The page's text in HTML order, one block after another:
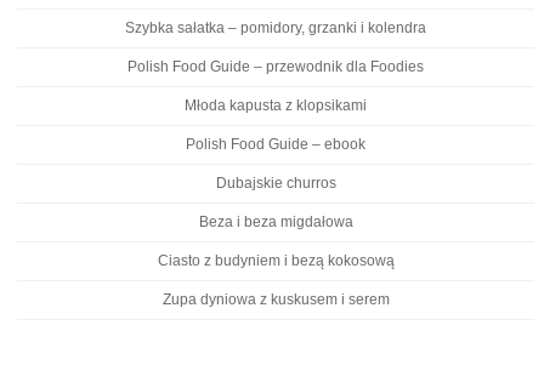
Szybka sałatka – pomidory, grzanki i kolendra
Polish Food Guide – przewodnik dla Foodies
Młoda kapusta z klopsikami
Polish Food Guide – ebook
Dubajskie churros
Beza i beza migdałowa
Ciasto z budyniem i bezą kokosową
Zupa dyniowa z kuskusem i serem